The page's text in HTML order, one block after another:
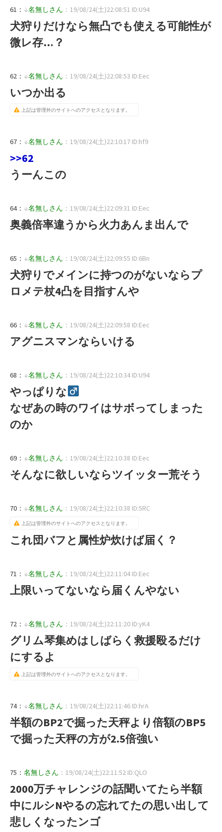
61： ↓名無しさん ：19/08/24(土)22:08:51 ID:U94
犬狩りだけなら無凸でも使える可能性が
微レ存…？
62： ↓名無しさん ：19/08/24(土)22:08:53 ID:Eec
いつか出る
上記は管理外のサイトへのアクセスとなります。
67： ↓名無しさん ：19/08/24(土)22:10:17 ID:hf9
>>62
うーんこの
64： ↓名無しさん ：19/08/24(土)22:09:31 ID:Eec
奥義倍率違うから火力あんま出んで
65： ↓名無しさん ：19/08/24(土)22:09:55 ID:6Bn
犬狩りでメインに持つのがないならプ
ロメテ杖4凸を目指すんや
66： ↓名無しさん ：19/08/24(土)22:09:58 ID:Eec
アグニスマンならいける
68： ↓名無しさん ：19/08/24(土)22:10:34 ID:U94
やっぱりな
なぜあの時のワイはサボってしまった
のか
69： ↓名無しさん ：19/08/24(土)22:10:38 ID:Eec
そんなに欲しいならツイッター荒そう
70： ↓名無しさん ：19/08/24(土)22:10:38 ID:5RC
上記は管理外のサイトへのアクセスとなります。
これ団バフと属性炉炊けば届く？
71： ↓名無しさん ：19/08/24(土)22:11:04 ID:Eec
上限いってないなら届くんやない
72： ↓名無しさん ：19/08/24(土)22:11:20 ID:yK4
グリム琴集めはしばらく救援殴るだけ
にするよ
上記は管理外のサイトへのアクセスとなります。
74： ↓名無しさん ：19/08/24(土)22:11:46 ID:hrA
半額のBP2で掘った天秤より倍額のBP5
で掘った天秤の方が2.5倍強い
75： 名無しさん ：19/08/24(土)22:11:52 ID:QLO
2000万チャレンジの話聞いてたら半額
中にルシNやるの忘れてたの思い出して
悲しくなったンゴ